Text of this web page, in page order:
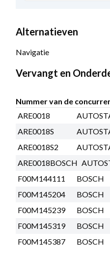
Alternatieven
Navigatie
Vervangt en
Nummer van de
ARE0018
ARE0018S
ARE0018S2
ARE0018BOSCH
F00M144111
BOSCH
F00M145204
BOSCH
F00M145239
BOSCH
F00M145319
BOSCH
F00M145387
BOSCH